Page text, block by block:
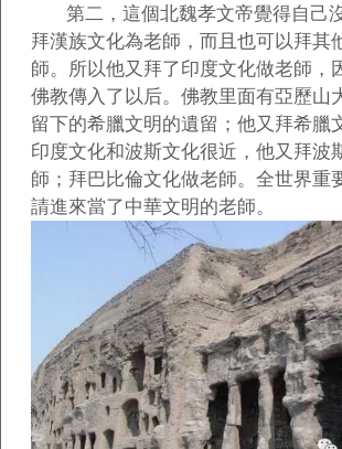
第二，這個北魏孝文帝覺得自己
拜漢族文化為老師，而且也可以拜其
師。所以他又拜了印度文化做老師，
佛教傳入了以后。佛教里面有亞歷山
留下的希臘文明的遺留；他又拜希臘
印度文化和波斯文化很近，他又拜波
師；拜巴比倫文化做老師。全世界重
請進來當了中華文明的老師。